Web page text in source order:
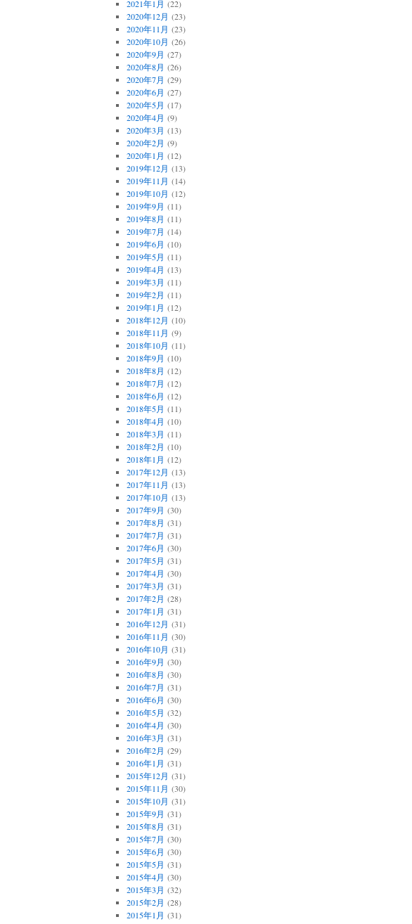
2021年1月 (22)
2020年12月 (23)
2020年11月 (23)
2020年10月 (26)
2020年9月 (27)
2020年8月 (26)
2020年7月 (29)
2020年6月 (27)
2020年5月 (17)
2020年4月 (9)
2020年3月 (13)
2020年2月 (9)
2020年1月 (12)
2019年12月 (13)
2019年11月 (14)
2019年10月 (12)
2019年9月 (11)
2019年8月 (11)
2019年7月 (14)
2019年6月 (10)
2019年5月 (11)
2019年4月 (13)
2019年3月 (11)
2019年2月 (11)
2019年1月 (12)
2018年12月 (10)
2018年11月 (9)
2018年10月 (11)
2018年9月 (10)
2018年8月 (12)
2018年7月 (12)
2018年6月 (12)
2018年5月 (11)
2018年4月 (10)
2018年3月 (11)
2018年2月 (10)
2018年1月 (12)
2017年12月 (13)
2017年11月 (13)
2017年10月 (13)
2017年9月 (30)
2017年8月 (31)
2017年7月 (31)
2017年6月 (30)
2017年5月 (31)
2017年4月 (30)
2017年3月 (31)
2017年2月 (28)
2017年1月 (31)
2016年12月 (31)
2016年11月 (30)
2016年10月 (31)
2016年9月 (30)
2016年8月 (30)
2016年7月 (31)
2016年6月 (30)
2016年5月 (32)
2016年4月 (30)
2016年3月 (31)
2016年2月 (29)
2016年1月 (31)
2015年12月 (31)
2015年11月 (30)
2015年10月 (31)
2015年9月 (31)
2015年8月 (31)
2015年7月 (30)
2015年6月 (30)
2015年5月 (31)
2015年4月 (30)
2015年3月 (32)
2015年2月 (28)
2015年1月 (31)